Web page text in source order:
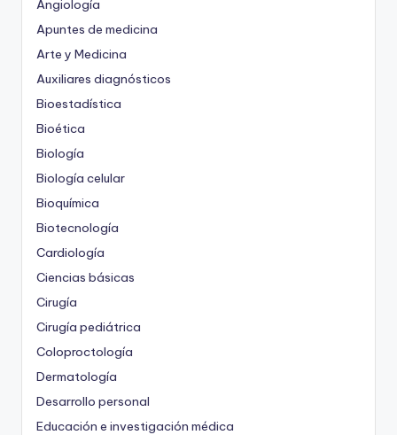
Angiología
Apuntes de medicina
Arte y Medicina
Auxiliares diagnósticos
Bioestadística
Bioética
Biología
Biología celular
Bioquímica
Biotecnología
Cardiología
Ciencias básicas
Cirugía
Cirugía pediátrica
Coloproctología
Dermatología
Desarrollo personal
Educación e investigación médica